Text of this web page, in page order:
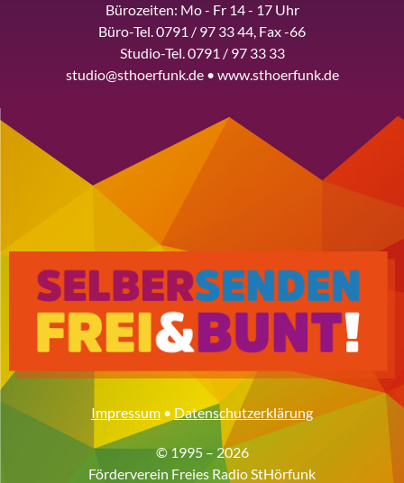
Bürozeiten: Mo - Fr 14 - 17 Uhr
Büro-Tel. 0791 / 97 33 44, Fax -66
Studio-Tel. 0791 / 97 33 33
studio@sthoerfunk.de • www.sthoerfunk.de
Impressum • Datenschutzerklärung
© 1995 – 2026
Förderverein Freies Radio StHörfunk